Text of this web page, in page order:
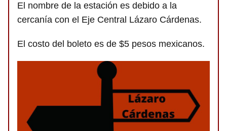
El nombre de la estación es debido a la
cercanía con el Eje Central Lázaro Cárdenas.
El costo del boleto es de $5 pesos mexicanos.